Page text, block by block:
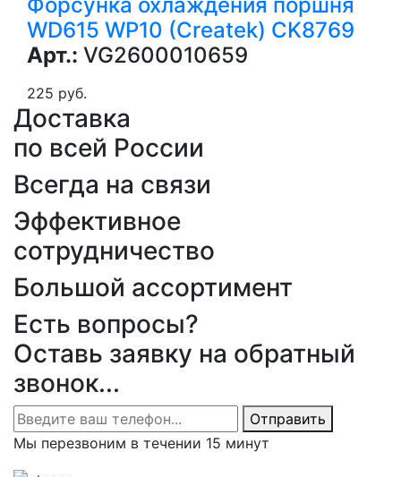
WD615 WP10 (Createk) CK8769
Арт.: VG2600010659
225 руб.
Доставка
по всей России
Всегда на связи
Эффективное
сотрудничество
Большой ассортимент
Есть вопросы?
Оставь заявку на обратный
звонок...
Отправить
Мы перезвоним в течении 15 минут